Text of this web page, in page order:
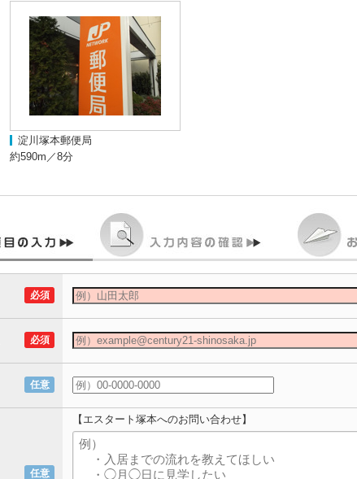
淀川塚本郵便局
約590m／8分
必須
必須
任意
任意
【エスタート塚本へのお問い合わせ】